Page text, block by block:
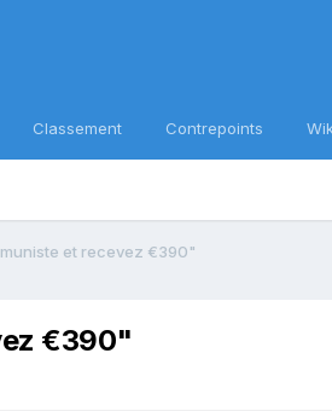
Classement Contrepoints
et recevez €390"
€390"